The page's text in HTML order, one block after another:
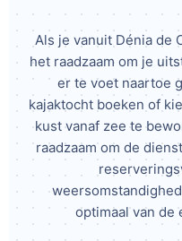
Als je vanuit Dénia de
het raadzaam om je
er te voet naartoe
kajaktocht boeken of
kust vanaf zee te
raadzaam om de
optimaal van de